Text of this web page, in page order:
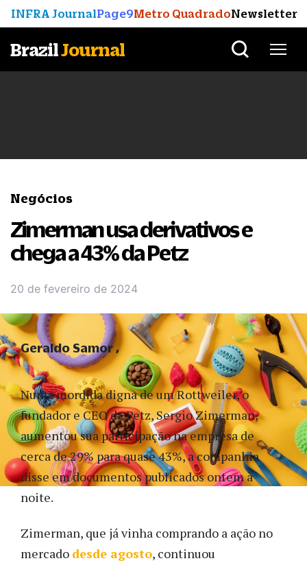
INFRA JournalPage9Metro QuadradoNewsletter
BrazilJournal
Negócios
Zimerman usa derivativos e
chega a 43% da Petz
20 de fevereiro de 2024
Numa mordida digna de um Rottweiler, o
fundador e CEO da Petz, Sergio Zimerman,
aumentou sua participação na empresa de
cerca de 29% para quase 43%, a companhia
disse em documentos publicados ontem à
noite.
Zimerman, que já vinha comprando a ação no
mercado desde agosto, continuou
Geraldo Samor